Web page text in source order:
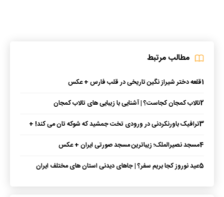
مطالب مرتبط
1قلعه دختر شیراز نگین تاریخی در قلب فارس + عکس
2تالاب کمجان کجاست؟ | آشنایی با زیبایی های تالاب کمجان
3ترافیک باورنکردنی در ورودی تخت جمشید که شوکه تان می کند! +
4مسجد نصیرالملک؛ زیباترین مسجد صورتی ایران + عکس
5عید نوروز کجا بریم سفر؟ | جاهای دیدنی استان های مختلف ایران